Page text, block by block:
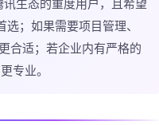
；如果需要项目管理、
合适；若企业内有严格的
专业。